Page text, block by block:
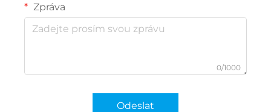
Zpráva
0/1000
Odeslat